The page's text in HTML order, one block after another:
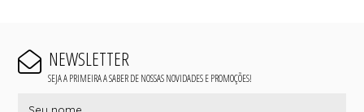
NEWSLETTER
SEJA A PRIMEIRA A SABER DE NOSSAS NOVIDADES E PROMOÇÕES!